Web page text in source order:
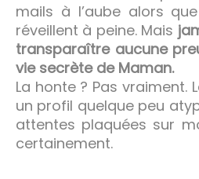
mails à l’aube alors
réveillent à peine. Mais
transparaître aucune
vie secrète de Maman.
La honte ? Pas vraiment.
un profil quelque peu
attentes plaquées sur
certainement.